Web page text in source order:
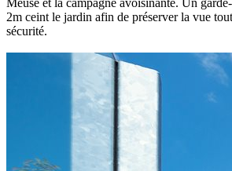
2m ceint le jardin afin de préserver la vue
sécurité.